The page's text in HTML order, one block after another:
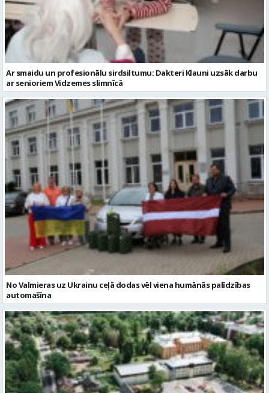
Ar smaidu un profesionālu sirdsiltumu: Dakteri Klauni uzsāk darbu
ar senioriem Vidzemes slimnīcā
No Valmieras uz Ukrainu ceļā dodas vēl viena humānās palīdzības
automašīna